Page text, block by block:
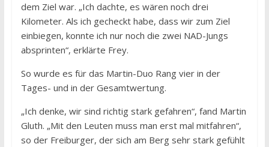
dem Ziel war. „Ich dachte, es wären noch drei
Kilometer. Als ich gecheckt habe, dass wir zum Ziel
einbiegen, konnte ich nur noch die zwei NAD-Jungs
absprinten“, erklärte Frey.
So wurde es für das Martin-Duo Rang vier in der
Tages- und in der Gesamtwertung.
„Ich denke, wir sind richtig stark gefahren“, fand Martin
Gluth. „Mit den Leuten muss man erst mal mitfahren“,
so der Freiburger, der sich am Berg sehr stark gefühlt